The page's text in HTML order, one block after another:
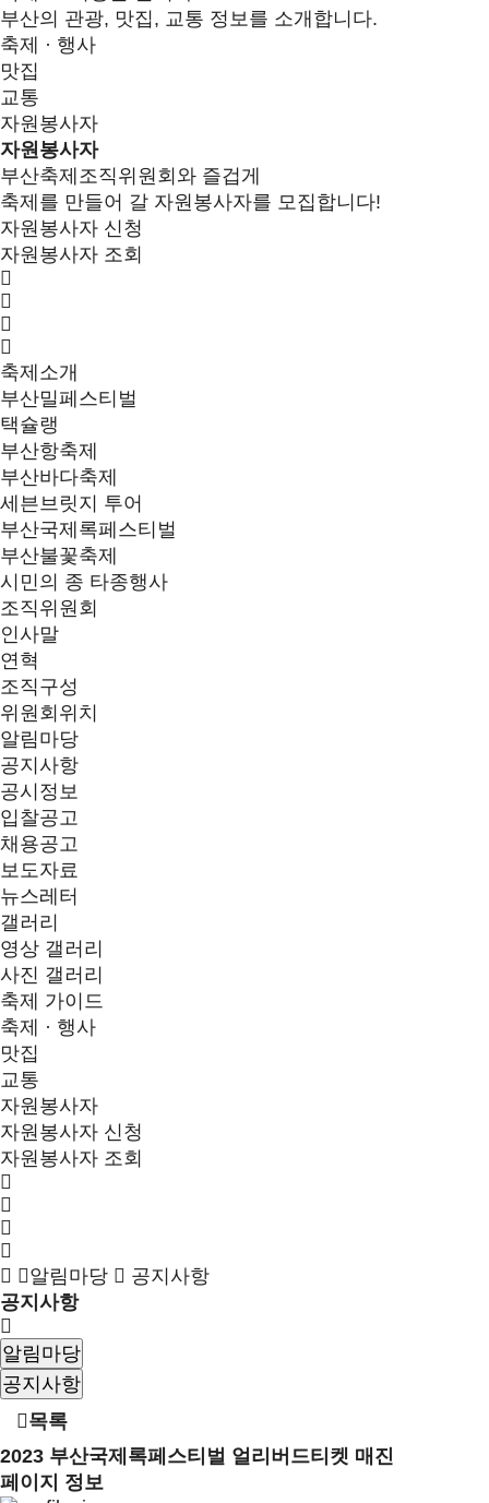
부산의 관광, 맛집, 교통 정보를 소개합니다.
축제 · 행사
맛집
교통
자원봉사자
자원봉사자
부산축제조직위원회와 즐겁게
축제를 만들어 갈 자원봉사자를 모집합니다!
자원봉사자 신청
자원봉사자 조회
축제소개
부산밀페스티벌
택슐랭
부산항축제
부산바다축제
세븐브릿지 투어
부산국제록페스티벌
부산불꽃축제
시민의 종 타종행사
조직위원회
인사말
연혁
조직구성
위원회위치
알림마당
공지사항
공시정보
입찰공고
채용공고
보도자료
뉴스레터
갤러리
영상 갤러리
사진 갤러리
축제 가이드
축제 · 행사
맛집
교통
자원봉사자
자원봉사자 신청
자원봉사자 조회
알림마당
공지사항
공지사항
알림마당
공지사항
목록
2023 부산국제록페스티벌 얼리버드티켓 매진
페이지 정보